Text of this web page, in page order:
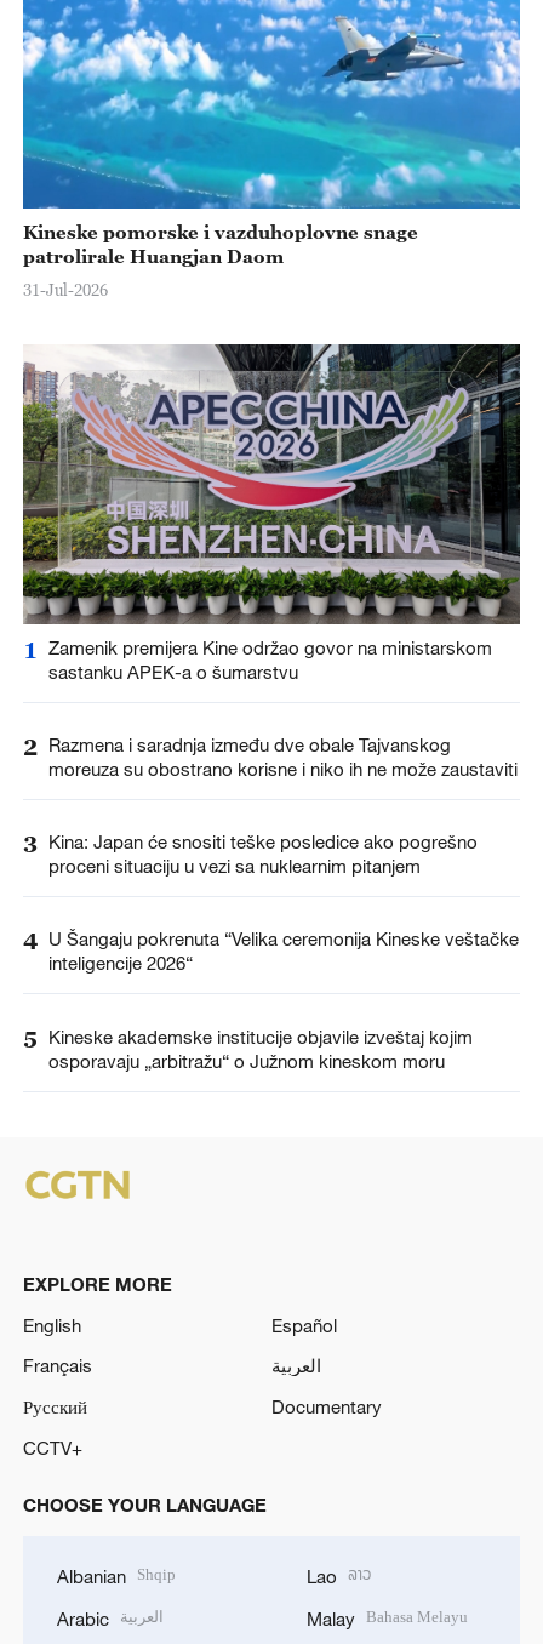
Kineske pomorske i vazduhoplovne snage
patrolirale Huangjan Daom
31-Jul-2026
1
Zamenik premijera Kine održao govor na ministarskom
sastanku APEK-a o šumarstvu
2 Razmena i saradnja između dve obale Tajvanskog
moreuza su obostrano korisne i niko ih ne može zaustaviti
3 Kina: Japan će snositi teške posledice ako pogrešno
proceni situaciju u vezi sa nuklearnim pitanjem
4 U Šangaju pokrenuta “Velika ceremonija Kineske veštačke
inteligencije 2026“
5
Kineske akademske institucije objavile izveštaj kojim
osporavaju „arbitražu“ o Južnom kineskom moru
EXPLORE MORE
English
Español
Français
العربية
Русский
Documentary
CCTV+
CHOOSE YOUR LANGUAGE
Albanian Shqip
Arabic العربية
Lao ລາວ
Malay Bahasa Melayu